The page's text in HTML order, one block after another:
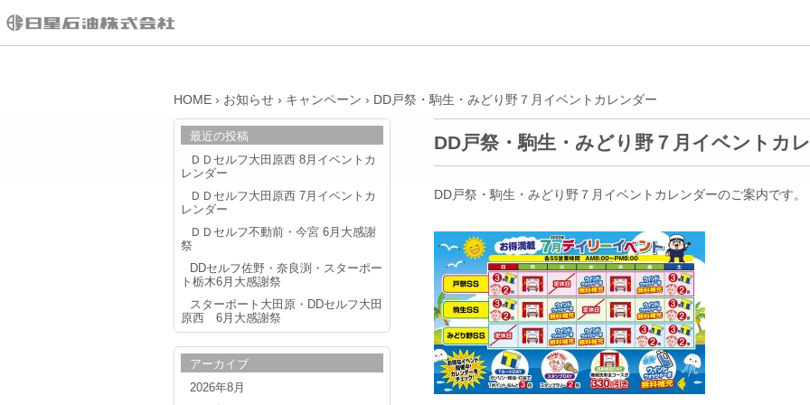
HOME › お知らせ › キャンペーン › DD戸祭・駒生・みどり野７月イベントカレンダー
DD戸祭・駒生・みどり野７月イベントカ
DD戸祭・駒生・みどり野７月イベントカレンダーのご案内です。
最近の投稿
ＤＤセルフ大田原西 8月イベントカ
レンダー
ＤＤセルフ大田原西 7月イベントカ
レンダー
ＤＤセルフ不動前・今宮 6月大感謝
祭
DDセルフ佐野・奈良渕・スターポー
ト栃木6月大感謝祭
スターポート大田原・DDセルフ大田
原西 6月大感謝祭
アーカイブ
2026年8月